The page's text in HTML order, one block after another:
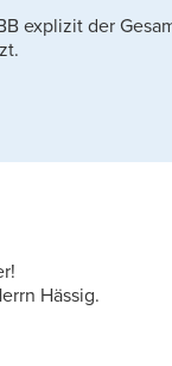
explizit der
Hässig.